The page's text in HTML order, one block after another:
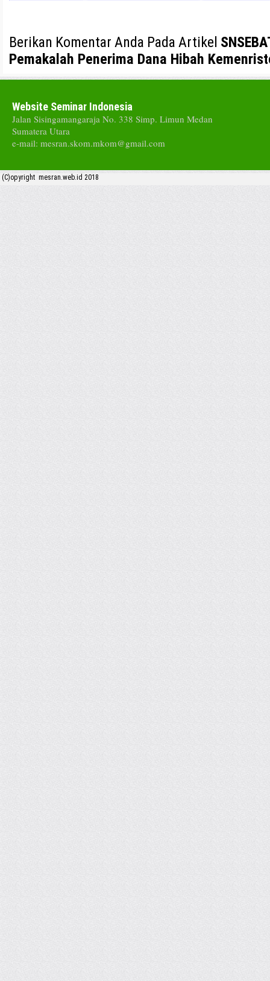
Berikan Komentar Anda Pada Artikel
Pemakalah Penerima Dana Hibah
Website Seminar Indonesia
Jalan Sisingamangaraja No. 338 Simp. Limun Medan
Sumatera Utara
e-mail: mesran.skom.mkom@gmail.com
(C)opyright mesran.web.id 2018